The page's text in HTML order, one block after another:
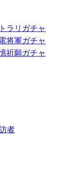
ラリガチャ
将軍ガチャ
祈願ガチャ
者